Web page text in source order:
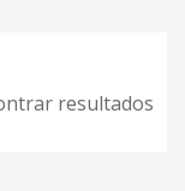
resultados